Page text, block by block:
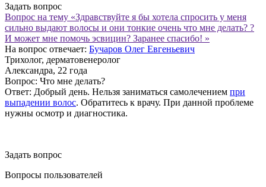
Задать вопрос
Вопрос на тему «Здравствуйте я бы хотела спросить у меня
сильно выдают волосы и они тонкие очень что мне делать? ?
И может мне помочь эсвицин? Заранее спасибо! »
На вопрос отвечает: Бучаров Олег Евгеньевич
Трихолог, дерматовенеролог
Александра, 22 года
Вопрос: Что мне делать?
Ответ: Добрый день. Нельзя заниматься самолечением при
выпадении волос. Обратитесь к врачу. При данной проблеме
нужны осмотр и диагностика.
Задать вопрос
Вопросы пользователей